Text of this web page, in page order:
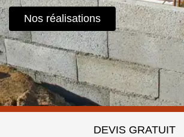
Nos réalisations
DEVIS GRATUIT